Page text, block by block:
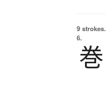
9 strokes.
6.
巻